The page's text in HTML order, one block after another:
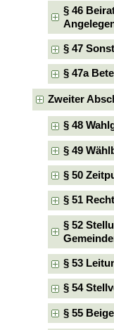
§ 46
§ 47
§ 47a
Zweiter
§ 48
§ 49
§ 50
§ 51
§ 52
§ 53
§ 54
§ 55